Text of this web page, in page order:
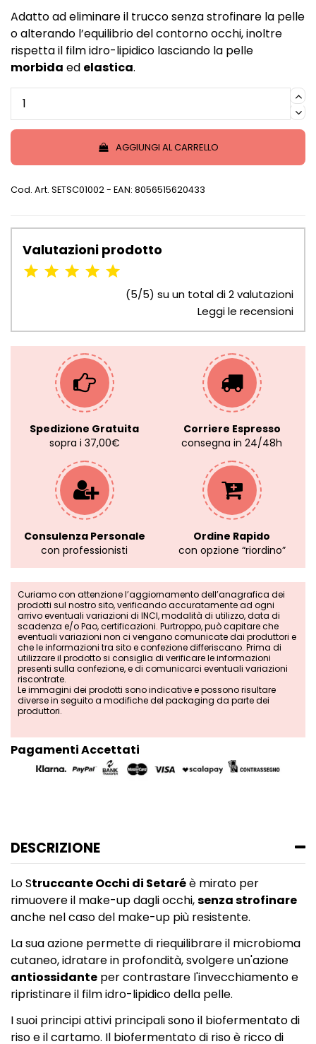
Adatto ad eliminare il trucco senza strofinare la pelle
o alterando l’equilibrio del contorno occhi, inoltre
rispetta il film idro-lipidico lasciando la pelle
morbida ed elastica.
AGGIUNGI AL CARRELLO
Cod. Art. SETSC01002- EAN: 8056515620433
Valutazioni prodotto
(5/5) su un total di 2 valutazioni
Leggi le recensioni
Spedizione Gratuita
sopra i 37,00€
Corriere Espresso
consegna in 24/48h
Consulenza Personale
con professionisti
Ordine Rapido
con opzione “riordino”
Curiamo con attenzione l’aggiornamento dell’anagrafica dei
prodotti sul nostro sito, verificando accuratamente ad ogni
arrivo eventuali variazioni di INCI, modalità di utilizzo, data di
scadenza e/o Pao, certificazioni. Purtroppo, può capitare che
eventuali variazioni non ci vengano comunicate dai produttori e
che le informazioni tra sito e confezione differiscano. Prima di
utilizzare il prodotto si consiglia di verificare le informazioni
presenti sulla confezione, e di comunicarci eventuali variazioni
riscontrate.
Le immagini dei prodotti sono indicative e possono risultare
diverse in seguito a modifiche del packaging da parte dei
produttori.
Pagamenti Accettati
DESCRIZIONE
Lo Struccante Occhi di Setaréè mirato per
rimuovere il make-up dagli occhi,senza strofinare
anche nel caso del make-up più resistente.
La sua azione permette di riequilibrare il microbioma
cutaneo, idratare in profondità, svolgere un'azione
antiossidante per contrastare l'invecchiamento e
ripristinare il film idro-lipidico della pelle.
I suoi principi attivi principali sono il biofermentato di
riso e il cartamo. Il biofermentato di riso è ricco di